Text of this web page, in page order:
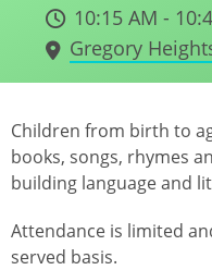
10:15 AM -
Gregory
Children from birth to
books, songs, rhymes
building language and
Attendance is limited
served basis.